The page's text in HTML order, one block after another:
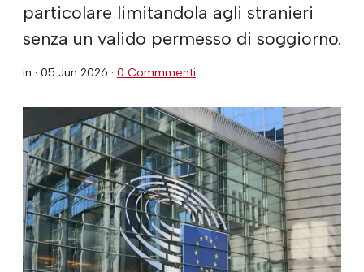
particolare limitandola agli stranieri
senza un valido permesso di soggiorno.
in · 05 Jun 2026 · 0 Commmenti